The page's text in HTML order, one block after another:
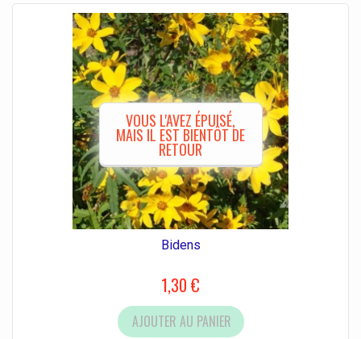
VOUS L'AVEZ ÉPUISÉ,
MAIS IL EST BIENTÔT DE
RETOUR
Bidens
1,30 €
AJOUTER AU PANIER